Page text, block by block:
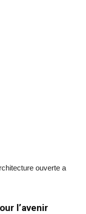
ouverte a
l’avenir